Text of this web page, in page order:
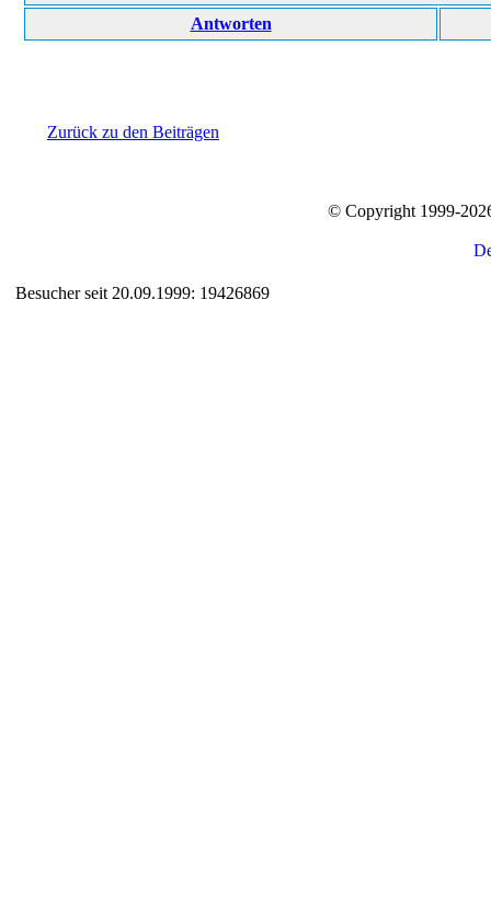
Antworten
Zurück zu den Beiträgen
© Copyright 1999-
Besucher seit 20.09.1999: 19426869